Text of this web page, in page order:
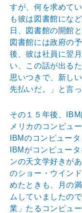
すが、何を求めて
も彼は図書館にな
日、図書館の開館
図書館には政府の
後、彼は社員に翌
い、この話が出る
思いつきで、新し
先払いだ。」と言
その１５年後、
メリカのコンピュ
IBMのコンピュー
IBMがコンピュー
ンの天文学好きが
のショー・ウイン
めたときも、月の
ムしていましたの
業」たるコンピュ